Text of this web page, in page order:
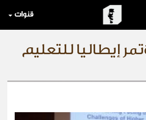
قنوات
إيطاليا للتعليم